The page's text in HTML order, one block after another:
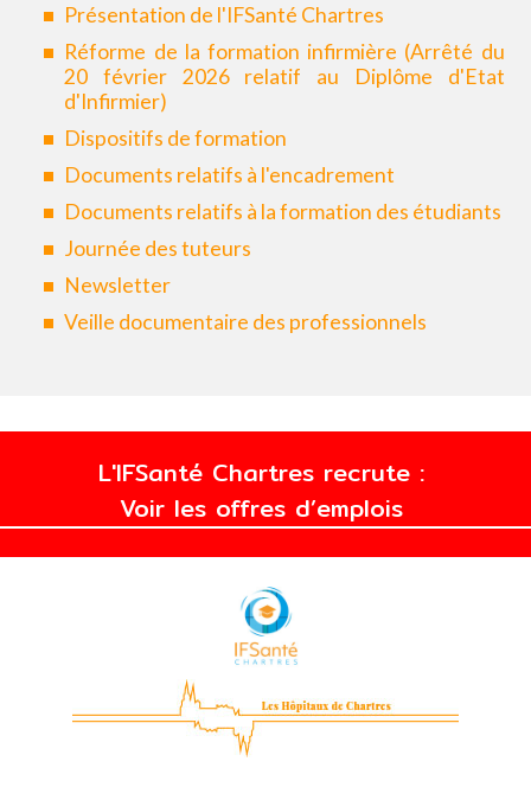
Présentation de l'IFSanté Chartres
Réforme de la formation infirmière (Arrêté du
20 février 2026 relatif au Diplôme d'Etat
d'Infirmier)
Dispositifs de formation
Documents relatifs à l'encadrement
Documents relatifs à la formation des étudiants
Journée des tuteurs
Newsletter
Veille documentaire des professionnels
L'IFSanté Chartres recrute :
Voir les offres d’emplois